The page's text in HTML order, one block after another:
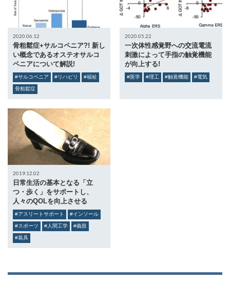
2020.06.12
骨粗鬆症+サルコペニア?! 新し
い概念であるオステオサルコ
ペニアについて解説!
#サルコペニア #リハビリ #福祉
骨粗鬆症
2020.05.22
一次体性感覚野への交流電流
刺激によって手指の触覚機能
が向上する!
#医学 #理工 #触覚機能 #電気
2019.12.02
日常生活の基本となる「立
つ・歩く」をサポートし、
人々のQOLを向上させる
#アスリートサポート #インソール
#スポーツ #人間工学 #義肢
#装具